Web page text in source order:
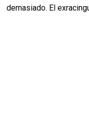
demasiado. El